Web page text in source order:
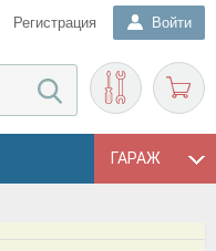
Регистрация Войти
ГАРАЖ